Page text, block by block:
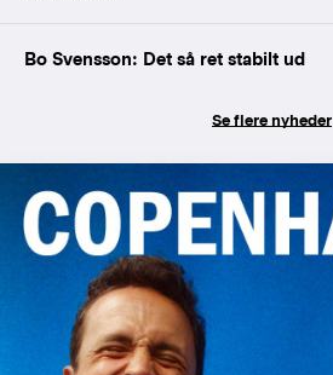
Bo Svensson: Det så ret stabilt ud
Se flere nyheder